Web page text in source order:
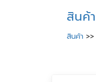
สินค้า
สินค้า >>